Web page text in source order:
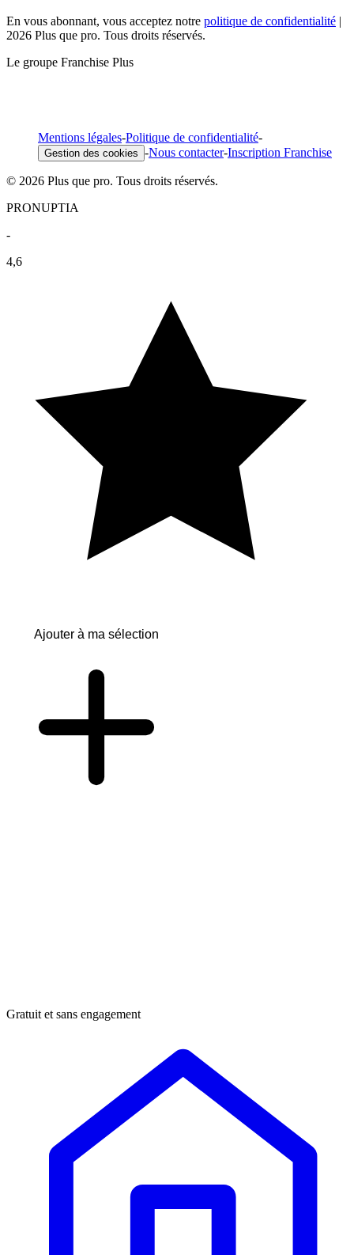
En vous abonnant, vous acceptez notre politique de confidentialité |
2026 Plus que pro. Tous droits réservés.
Le groupe Franchise Plus
Mentions légales-Politique de confidentialité-
Gestion des cookies -Nous contacter-Inscription Franchise
© 2026 Plus que pro. Tous droits réservés.
PRONUPTIA
-
4,6
Ajouter à ma sélection
Gratuit et sans engagement